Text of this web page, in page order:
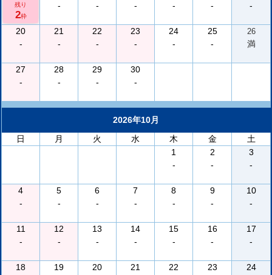
残り
2枠
-
-
-
-
-
-
20
-
21
-
22
-
23
-
24
-
25
-
26
満
27
-
28
-
29
-
30
-
2026年10月
日
月 火 水 木 金
土
1
-
2
-
3
-
4
-
5
-
6
-
7
-
8
-
9
-
10
-
11
-
12
-
13
-
14
-
15
-
16
-
17
-
18 19 20 21 22 23 24